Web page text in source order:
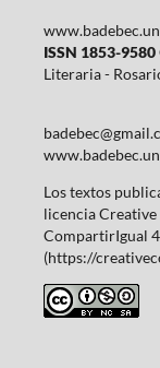
ISSN 1853-9580
Literaria -
Los textos
licencia
CompartirIgual
(https://